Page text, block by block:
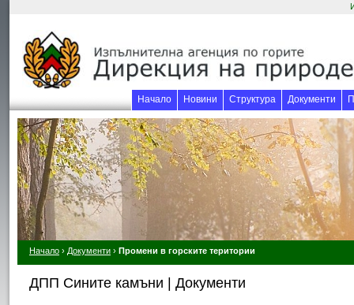
Начало Новини Структура Документи
Начало › Документи › Промени в горските територии
ДПП Сините камъни | Документи